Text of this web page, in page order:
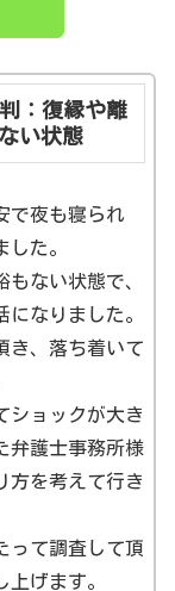
：復縁や離
い状態
で夜も寝られ
た。
ない状態で、
なりました。
き、落ち着いて
ショックが大き
弁護士事務所様
方を考えて行き
って調査して頂
げます。